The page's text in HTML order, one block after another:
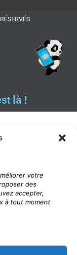
votre
des
accepter,
à tout moment
là !